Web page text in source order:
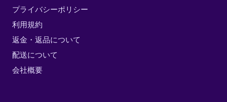
プライバシーポリシー
利用規約
返金・返品について
配送について
会社概要